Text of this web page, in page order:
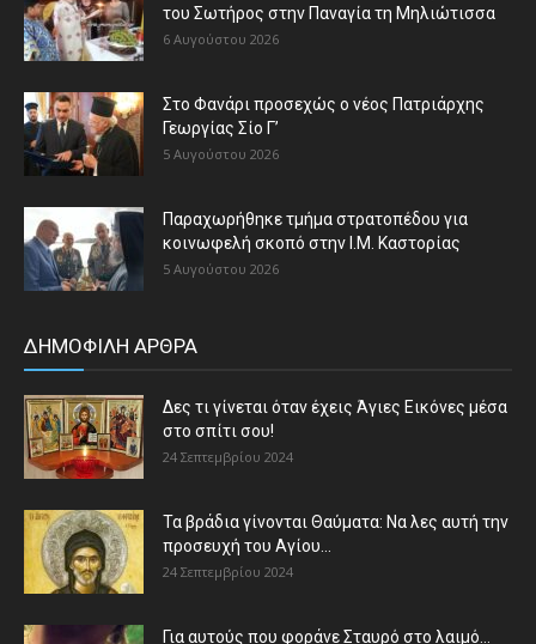
του Σωτήρος στην Παναγία τη Μηλιώτισσα
6 Αυγούστου 2026
Στο Φανάρι προσεχώς ο νέος Πατριάρχης
Γεωργίας Σίο Γ’
5 Αυγούστου 2026
Παραχωρήθηκε τμήμα στρατοπέδου για
κοινωφελή σκοπό στην Ι.Μ. Καστορίας
5 Αυγούστου 2026
ΔΗΜΟΦΙΛΗ ΑΡΘΡΑ
Δες τι γίνεται όταν έχεις Άγιες Εικόνες μέσα
στο σπίτι σου!
24 Σεπτεμβρίου 2024
Τα βράδια γίνονται Θαύματα: Να λες αυτή την
προσευχή του Αγίου...
24 Σεπτεμβρίου 2024
Για αυτούς που φοράνε Σταυρό στο λαιμό…